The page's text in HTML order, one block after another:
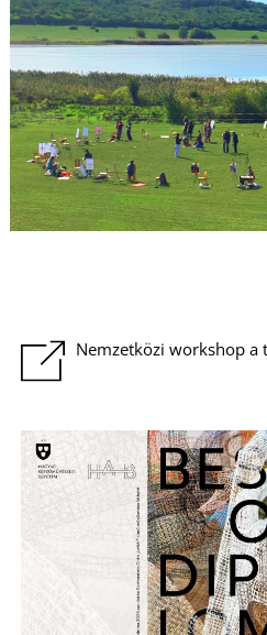
Nemzetközi workshop a